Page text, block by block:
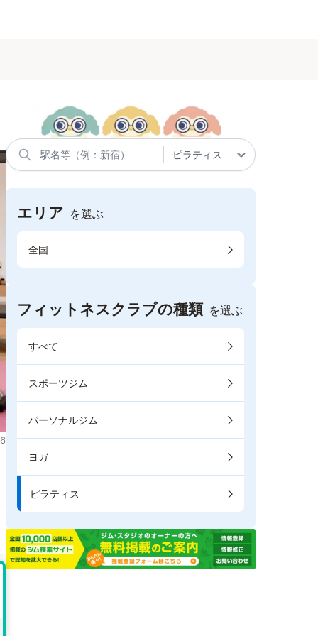
エリア を選ぶ
全国
フィットネスクラブの種類 を選ぶ
すべて
スポーツジム
パーソナルジム
ヨガ
ピラティス